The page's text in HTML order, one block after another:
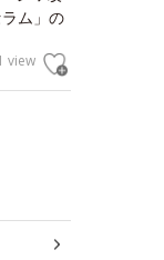
ム」の
view